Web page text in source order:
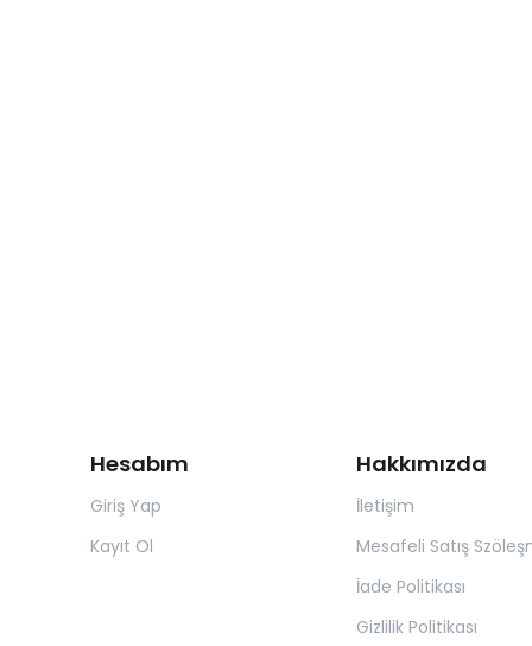
Hesabım
Giriş Yap
Kayıt Ol
Hakkımızda
İletişim
Mesafeli Satış
İade Politikası
Gizlilik Politikası